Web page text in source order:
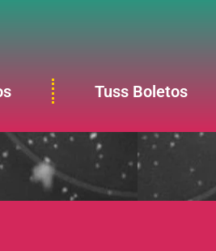
Tuss Boletos